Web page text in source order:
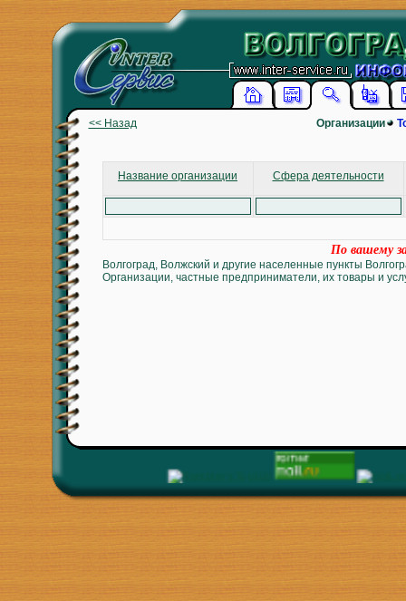
<< Назад Организации
Название организации Сфера деятельности
По вашему
Волгоград, Волжский и другие населенные пункты
Организации, частные предприниматели, их товары и